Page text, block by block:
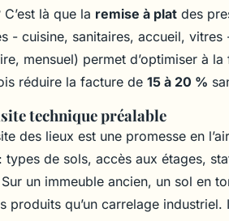
là que la remise à plat des
- cuisine, sanitaires, accueil,
mensuel) permet d’optimiser à
réduire la facture de 15 à 20 %
technique préalable
des lieux est une promesse en
de sols, accès aux étages,
un immeuble ancien, un sol en
produits qu’un carrelage industriel.